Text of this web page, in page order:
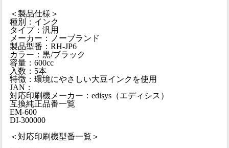
＜製品仕様＞
種別：インク
タイプ：汎用
メーカー：ノーブランド
製品型番：RH-JP6
カラー：黒/ブラック
容量：600cc
入数：5本
特徴：環境にやさしい大豆インクを使用
JAN：
対応印刷機メーカー：edisys（エディシス）
互換純正品番一覧
EM-600
DI-300000
＜対応印刷機型番一覧＞